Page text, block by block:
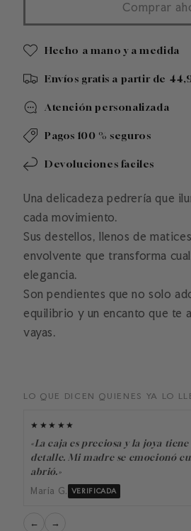
Comprar
Hecho a mano y a medida
Envíos gratis a partir de
Atención personalizada
Pagos 100 % seguros
Devoluciones faciles
Una delicadeza pedrería que
cada movimiento.
Sus destellos, llenos de
envolvente que transforma
elegancia.
Son pendientes que no solo
equilibrio y un encanto que te
vayas.
LO QUE DICEN QUIENES YA LO
★★★★★
«La caja es preciosa y la joya
detalle. Mi madre se emocionó
abrió.»
María G. VERIFICADA
← →